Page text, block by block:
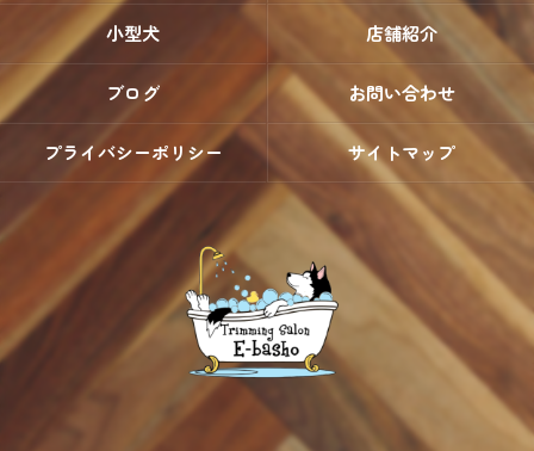
小型犬 店舗紹介
ブログ お問い合わせ
プライバシーポリシー サイトマップ